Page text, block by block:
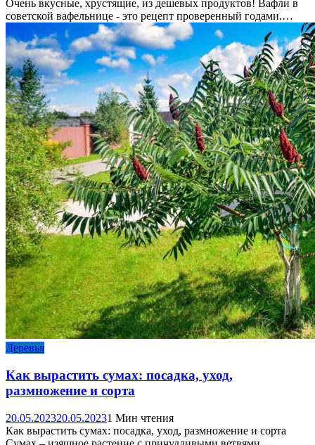
Очень вкусные, хрустящие, из дешевых продуктов! Вафли в
советской вафельнице - это рецепт проверенный годами.…
Деревья
Как вырастить сумах: посадка, уход,
размножение и сорта
20.05.202320.05.20231 Мин чтения
Как вырастить сумах: посадка, уход, размножение и сорта